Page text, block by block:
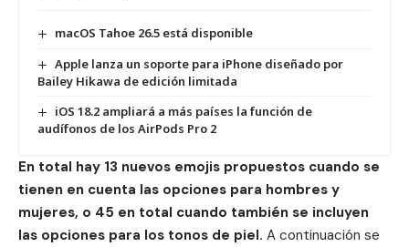
macOS Tahoe 26.5 está disponible
Apple lanza un soporte para iPhone diseñado por
Bailey Hikawa de edición limitada
iOS 18.2 ampliará a más países la función de
audífonos de los AirPods Pro 2
En total hay 13 nuevos emojis propuestos cuando se
tienen en cuenta las opciones para hombres y
mujeres, o 45 en total cuando también se incluyen
las opciones para los tonos de piel. A continuación se